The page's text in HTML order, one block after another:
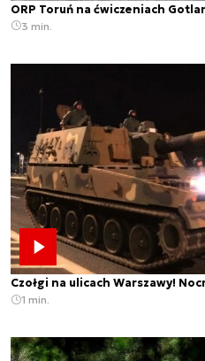
ORP Toruń na ćwiczeniach
3 min.
Czołgi na ulicach Warszawy!
1 min.